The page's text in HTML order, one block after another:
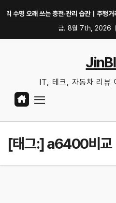
명 오래 쓰는 충전·관리 습관｜주행거리 불
금. 8월 7th, 2026
IT, 테크, 자동차 리뷰
[태그:]a6400비교